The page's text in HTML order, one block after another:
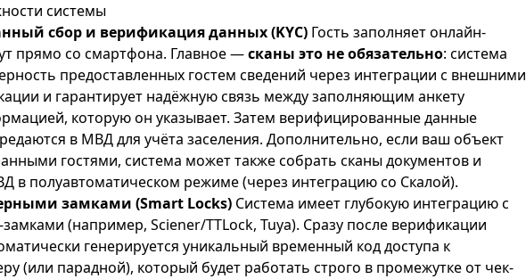
системы
сбор и верификация данных (KYC) Гость заполняет онлайн-
прямо со смартфона. Главное —сканы это не обязательно: система
предоставленных гостем сведений через интеграции с внешними
и гарантирует надёжную связь между заполняющим анкету
которую он указывает. Затем верифицированные данные
в МВД для учёта заселения. Дополнительно, если ваш объект
гостями, система может также собрать сканы документов и
в полуавтоматическом режиме (через интеграцию со Скалой).
замками (Smart Locks) Система имеет глубокую интеграцию с
(например, Sciener/TTLock, Tuya). Сразу после верификации
генерируется уникальный временный код доступа к
(или парадной), который будет работать строго в промежутке от чек-